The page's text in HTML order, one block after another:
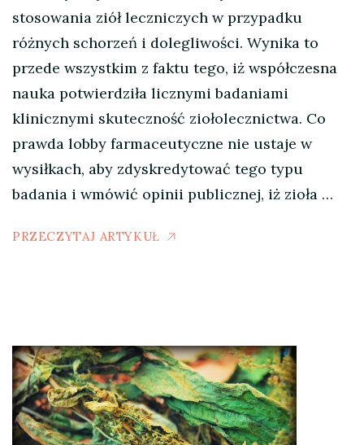
stosowania ziół leczniczych w przypadku
różnych schorzeń i dolegliwości. Wynika to
przede wszystkim z faktu tego, iż współczesna
nauka potwierdziła licznymi badaniami
klinicznymi skuteczność ziołolecznictwa. Co
prawda lobby farmaceutyczne nie ustaje w
wysiłkach, aby zdyskredytować tego typu
badania i wmówić opinii publicznej, iż zioła …
PRZECZYTAJ ARTYKUŁ